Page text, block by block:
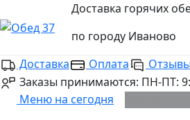
Доставка горячих
по городу Иваново
Доставка Оплата Отзывы
Заказы принимаются: ПН-ПТ:
Меню на сегодня